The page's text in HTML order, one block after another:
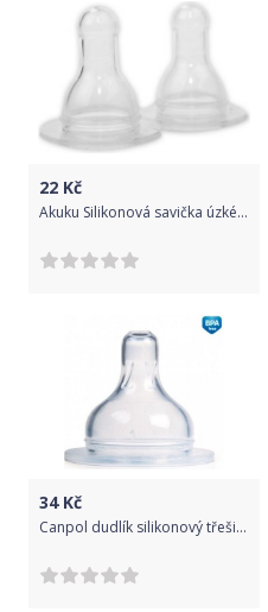
22 Kč
Akuku Silikonová savička úzké hrdlo - 6-18 m
34Kč
Canpol dudlík silikonový třešinka široký 1ks Kaše